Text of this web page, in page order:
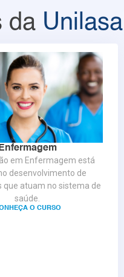
da
Enfermagem
em Enfermagem está
desenvolvimento de
que atuam no sistema de
saúde.
O CURSO